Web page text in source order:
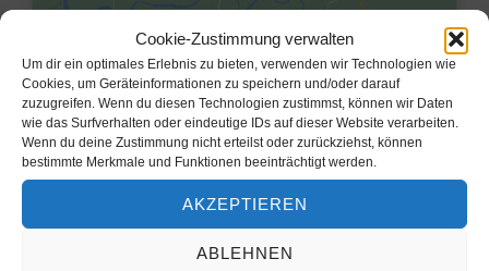
Cookie-Zustimmung verwalten
Um dir ein optimales Erlebnis zu bieten, verwenden wir Technologien wie
Cookies, um Geräteinformationen zu speichern und/oder darauf
zuzugreifen. Wenn du diesen Technologien zustimmst, können wir Daten
wie das Surfverhalten oder eindeutige IDs auf dieser Website verarbeiten.
Wenn du deine Zustimmung nicht erteilst oder zurückziehst, können
bestimmte Merkmale und Funktionen beeinträchtigt werden.
AKZEPTIEREN
ABLEHNEN
Klicke hier, um Marketing-Cookies
zu akzeptieren und diesen Inhalt zu
aktivieren